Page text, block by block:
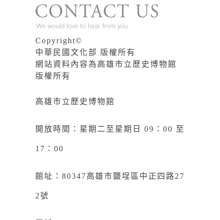
Copyright©
中華民國文化部 版權所有
網站資料內容為高雄市立歷史博物館
版權所有
高雄市立歷史博物館
開放時間：星期二至星期日 09：00 至
17：00
館址：80347高雄市鹽埕區中正四路27
2號